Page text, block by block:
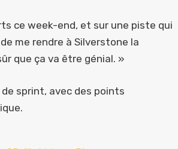
ce week-end, et sur une piste qui
me rendre à Silverstone la
que ça va être génial. »
sprint, avec des points